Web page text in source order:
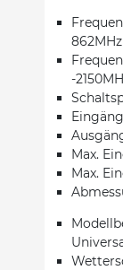
862MHz
-
Max.
Max.